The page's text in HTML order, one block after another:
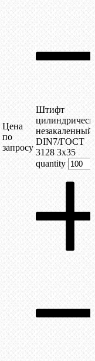
Цена
по
запросу
Штифт
незакаленный
DIN7/ГОСТ
3128 3х35
quantity